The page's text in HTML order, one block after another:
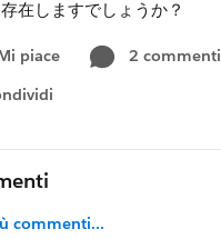
在しますでしょうか？
piace
2 commenti
menu
commenti...